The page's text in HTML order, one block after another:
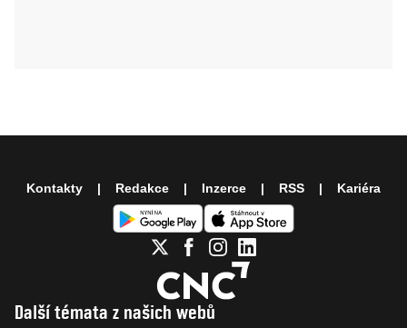
Další témata z našich webů
Kontakty Redakce Inzerce RSS Kariéra